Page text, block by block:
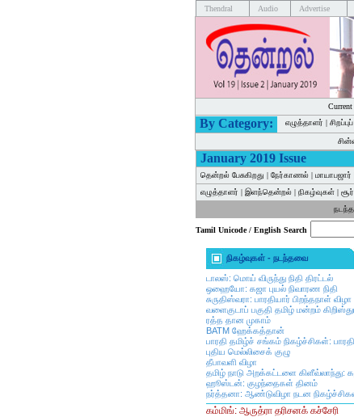
Thendral Audio Advertise
Current
By Category: எழுத்தாளர் |
January 2019 Issue
தென்றல் பேசுகிறது | நேர்காணல் | மாயாபஜார்
எழுத்தாளர் | இளந்தென்றல் | நிகழ்வுகள் |
Tamil Unicode / English Search
நிகழ்வுகள் - நடந்தவை
டாலஸ்: மொய் விருந்து நிதி திரட்டல்
ஒஹையோ: கஜா புயல் நிவாரண நிதி
சுருதிஸ்வரா: பாரதியார் பிறந்தநாள் விழா
வளைகுடாப் பகுதி தமிழ் மன்றம்
ரத்த தான முகாம்
BATM ஹேக்கத்தான்
பாரதி தமிழ்ச் சங்கம் நிகழ்ச்சிகள்:
புதிய மெல்லிசைக் குழு
தீபாவளி விழா
தமிழ் நாடு அறக்கட்டளை கிளீவ்லாந்து:
ஹூஸ்டன்: குழந்தைகள் தினம்
நர்த்தனா: ஆண்டுவிழா நடன
கம்மிங்: ஆருத்ரா தரிசனக் கச்சேரி